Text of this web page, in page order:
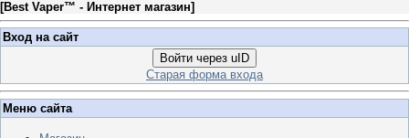
[Best Vaper™ - Интернет магазин]
Вход на сайт
Войти через uID
Старая форма входа
Меню сайта